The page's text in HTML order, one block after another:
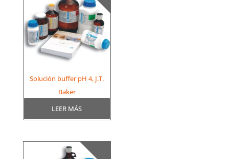
Solución buffer pH 4, J.T.
Baker
LEER MÁS